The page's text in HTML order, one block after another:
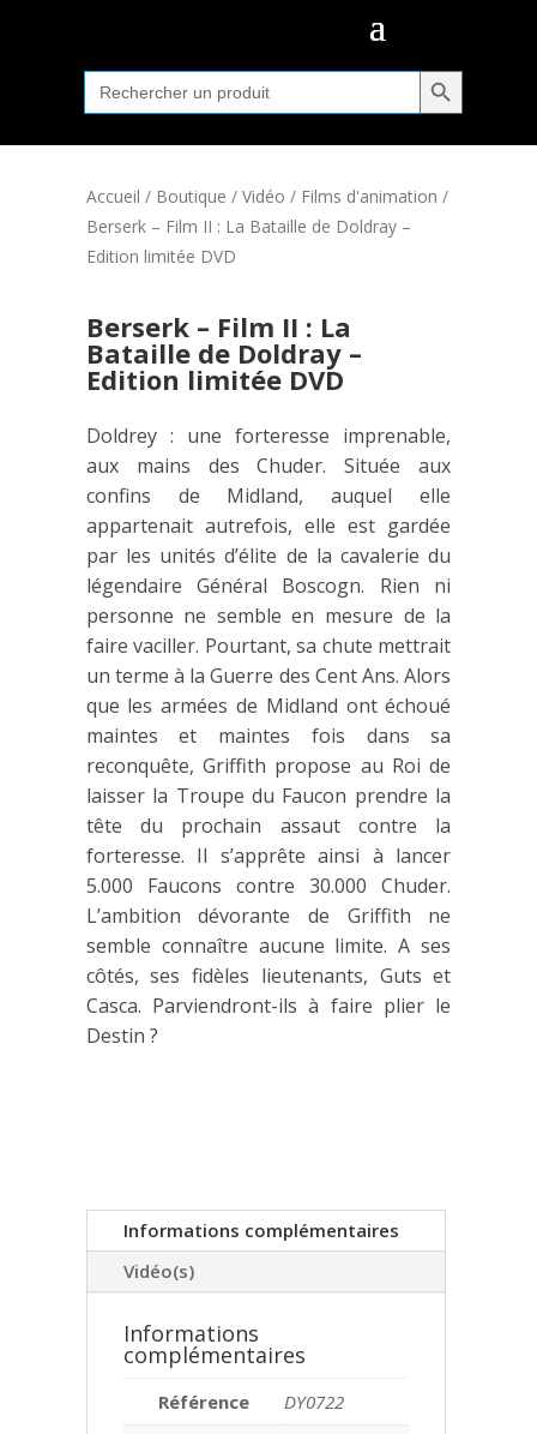
Search
for:
Search Button
Accueil / Boutique / Vidéo / Films d'animation /
Berserk – Film II : La Bataille de Doldray –
Edition limitée DVD
Berserk – Film II : La
Bataille de Doldray –
Edition limitée DVD
Doldrey : une forteresse imprenable,
aux mains des Chuder. Située aux
confins de Midland, auquel elle
appartenait autrefois, elle est gardée
par les unités d’élite de la cavalerie du
légendaire Général Boscogn. Rien ni
personne ne semble en mesure de la
faire vaciller. Pourtant, sa chute mettrait
un terme à la Guerre des Cent Ans. Alors
que les armées de Midland ont échoué
maintes et maintes fois dans sa
reconquête, Griffith propose au Roi de
laisser la Troupe du Faucon prendre la
tête du prochain assaut contre la
forteresse. Il s’apprête ainsi à lancer
5.000 Faucons contre 30.000 Chuder.
L’ambition dévorante de Griffith ne
semble connaître aucune limite. A ses
côtés, ses fidèles lieutenants, Guts et
Casca. Parviendront-ils à faire plier le
Destin ?
Informations complémentaires
Vidéo(s)
Informations
complémentaires
Référence
DY0722